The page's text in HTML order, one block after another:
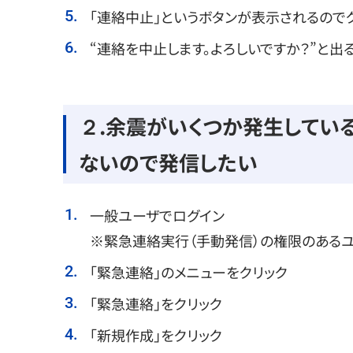
「連絡中止」というボタンが表示されるので
“連絡を中止します。よろしいですか？”と出
２.余震がいくつか発生してい
ないので発信したい
一般ユーザでログイン
※緊急連絡実行（手動発信）の権限のある
「緊急連絡」のメニューをクリック
「緊急連絡」をクリック
「新規作成」をクリック